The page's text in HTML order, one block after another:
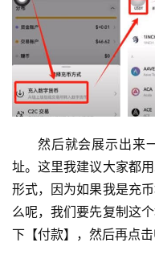
然后就会展示出来
址。这里我建议大家都
形式，因为如果我是充
么呢，我们要先复制这
下【付款】，然后再点击